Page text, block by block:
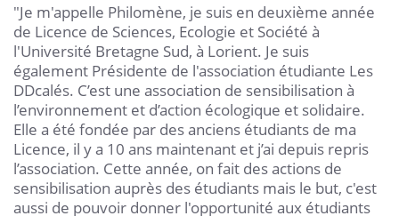
"Je m'appelle Philomène, je suis en deuxième année
de Licence de Sciences, Ecologie et Société à
l'Université Bretagne Sud, à Lorient. Je suis
également Présidente de l'association étudiante Les
DDcalés. C’est une association de sensibilisation à
l’environnement et d’action écologique et solidaire.
Elle a été fondée par des anciens étudiants de ma
Licence, il y a 10 ans maintenant et j’ai depuis repris
l’association. Cette année, on fait des actions de
sensibilisation auprès des étudiants mais le but, c'est
aussi de pouvoir donner l'opportunité aux étudiants